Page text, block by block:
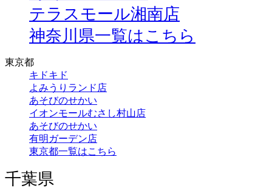
テラスモール湘南店
神奈川県一覧はこちら
東京都
キドキド
よみうりランド店
あそびのせかい
イオンモールむさし村山店
あそびのせかい
有明ガーデン店
東京都一覧はこちら
千葉県